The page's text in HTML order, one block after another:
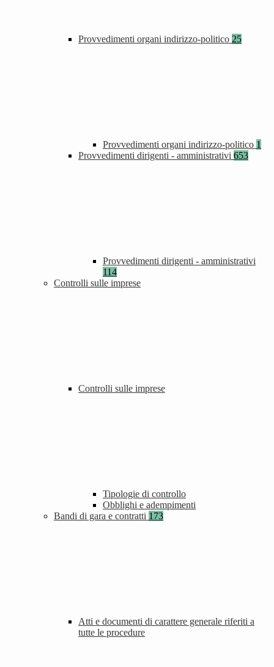
Provvedimenti organi indirizzo-politico 25
Provvedimenti organi indirizzo-politico 1
Provvedimenti dirigenti - amministrativi 653
Provvedimenti dirigenti - amministrativi
114
Controlli sulle imprese
Controlli sulle imprese
Tipologie di controllo
Obblighi e adempimenti
Bandi di gara e contratti 173
Atti e documenti di carattere generale riferiti a
tutte le procedure